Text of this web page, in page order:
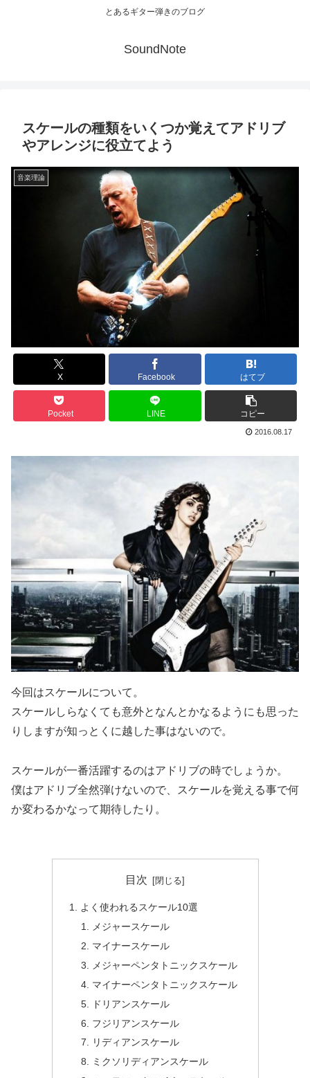
とあるギター弾きのブログ
SoundNote
スケールの種類をいくつか覚えてアドリブ
やアレンジに役立てよう
音楽理論
X Facebook はてブ
Pocket LINE コピー
2016.08.17
今回はスケールについて。
スケールしらなくても意外となんとかなるようにも思った
りしますが知っとくに越した事はないので。
スケールが一番活躍するのはアドリブの時でしょうか。
僕はアドリブ全然弾けないので、スケールを覚える事で何
か変わるかなって期待したり。
目次
よく使われるスケール10選
メジャースケール
マイナースケール
メジャーペンタトニックスケール
マイナーペンタトニックスケール
ドリアンスケール
フジリアンスケール
リディアンスケール
ミクソリディアンスケール